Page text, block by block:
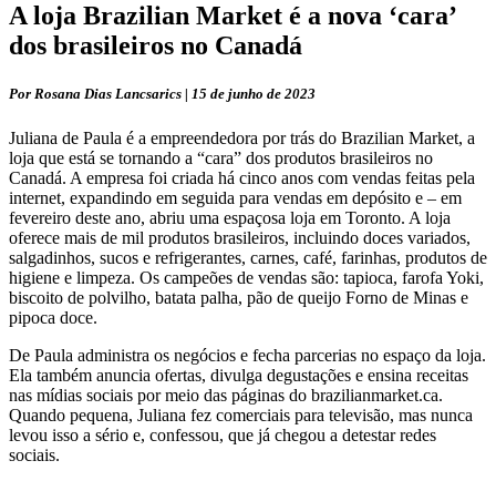
A loja Brazilian Market é a nova ‘cara’
dos brasileiros no Canadá
Por Rosana Dias Lancsarics | 15 de junho de 2023
Juliana de Paula é a empreendedora por trás do Brazilian Market, a
loja que está se tornando a “cara” dos produtos brasileiros no
Canadá. A empresa foi criada há cinco anos com vendas feitas pela
internet, expandindo em seguida para vendas em depósito e – em
fevereiro deste ano, abriu uma espaçosa loja em Toronto. A loja
oferece mais de mil produtos brasileiros, incluindo doces variados,
salgadinhos, sucos e refrigerantes, carnes, café, farinhas, produtos de
higiene e limpeza. Os campeões de vendas são: tapioca, farofa Yoki,
biscoito de polvilho, batata palha, pão de queijo Forno de Minas e
pipoca doce.
De Paula administra os negócios e fecha parcerias no espaço da loja.
Ela também anuncia ofertas, divulga degustações e ensina receitas
nas mídias sociais por meio das páginas do brazilianmarket.ca.
Quando pequena, Juliana fez comerciais para televisão, mas nunca
levou isso a sério e, confessou, que já chegou a detestar redes
sociais.